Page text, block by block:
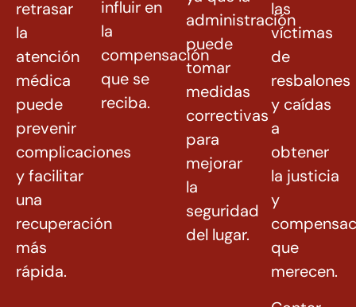
retrasar
la
atención
médica
puede
prevenir
complicaciones
y facilitar
una
recuperación
más
rápida.
influir en
la
compensación
que se
reciba.
administración
puede
tomar
medidas
correctivas
para
mejorar
la
seguridad
del lugar.
las
víctimas
de
resbalones
y caídas
a
obtener
la justicia
y
que
merecen.